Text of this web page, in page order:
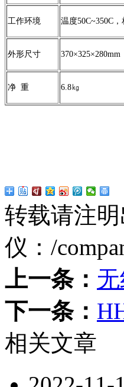
工作环境 温度50C~350C
外形尺寸 370×325×280mm
净 重 6.8㎏
转载请注
仪： /
上一条：
下一条：
相关文章